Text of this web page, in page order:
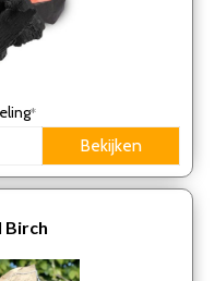
*
Bekijken
Birch